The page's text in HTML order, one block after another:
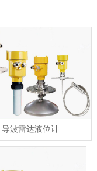
导波雷达液位计